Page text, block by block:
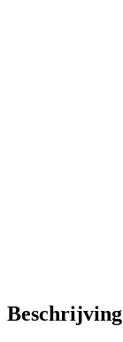
Beschrijving